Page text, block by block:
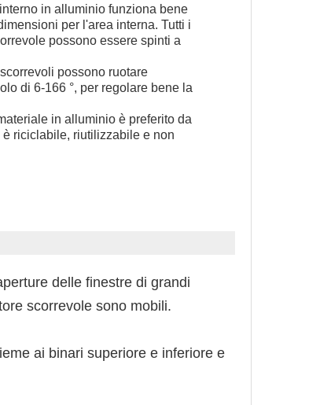
in alluminio funziona bene
per l'area interna. Tutti i
possono essere spinti a
possono ruotare
di 6-166 °, per regolare bene la
in alluminio è preferito da
riciclabile, riutilizzabile e non
delle finestre di grandi
scorrevole sono mobili.
ai binari superiore e inferiore e